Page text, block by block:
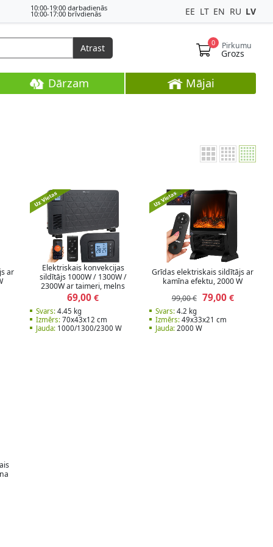
10:00-19:00 darbadienās
10:00-17:00 brīvdienās EE LT EN RU LV
0 Pirkumu
Grozs
Atrast
Dārzam Mājai
ar
Elektriskais konvekcijas
sildītājs 1000W / 1300W /
2300W ar taimeri, melns
69,00 €
Svars:4.45 kg
Izmērs:70x43x12 cm
Jauda:1000/1300/2300 W
Grīdas elektriskais sildītājs ar
kamīna efektu, 2000 W
99,00 € 79,00€
Svars: 4.2 kg
Izmērs: 49x33x21 cm
Jauda: 2000 W